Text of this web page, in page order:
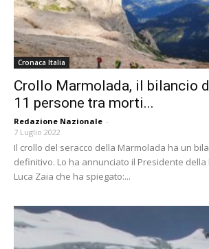
Cronaca Italia
Crollo Marmolada, il bilancio
11 persone tra morti...
Redazione Nazionale -
7 Luglio 2022
Il crollo del seracco della Marmolada ha un
definitivo. Lo ha annunciato il Presidente della
Luca Zaia che ha spiegato:...